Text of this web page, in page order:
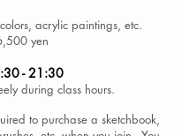
acrylic paintings, etc.
yen
- 21:30
during class hours.
to purchase a sketchbook,